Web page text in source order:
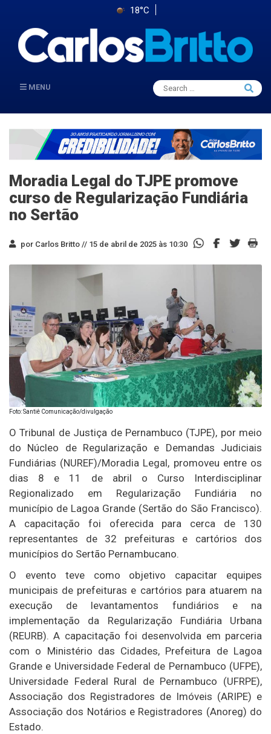
18°C
MENU
Search
for:
Search
Moradia Legal do TJPE promove
curso de Regularização Fundiária
no Sertão
por Carlos Britto // 15 de abril de 2025 às 10:30
Foto: Santiê Comunicação/divulgação
O Tribunal de Justiça de Pernambuco (TJPE), por meio
do Núcleo de Regularização e Demandas Judiciais
Fundiárias (NUREF)/Moradia Legal, promoveu entre os
dias 8 e 11 de abril o Curso Interdisciplinar
Regionalizado em Regularização Fundiária no
município de Lagoa Grande (Sertão do São Francisco).
A capacitação foi oferecida para cerca de 130
representantes de 32 prefeituras e cartórios dos
municípios do Sertão Pernambucano.
O evento teve como objetivo capacitar equipes
municipais de prefeituras e cartórios para atuarem na
execução de levantamentos fundiários e na
implementação da Regularização Fundiária Urbana
(REURB). A capacitação foi desenvolvida em parceria
com o Ministério das Cidades, Prefeitura de Lagoa
Grande e Universidade Federal de Pernambuco (UFPE),
Universidade Federal Rural de Pernambuco (UFRPE),
Associação dos Registradores de Imóveis (ARIPE) e
Associação dos Notários e Registradores (Anoreg) do
Estado.